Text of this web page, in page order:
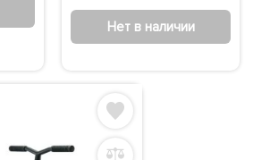
Нет в наличии